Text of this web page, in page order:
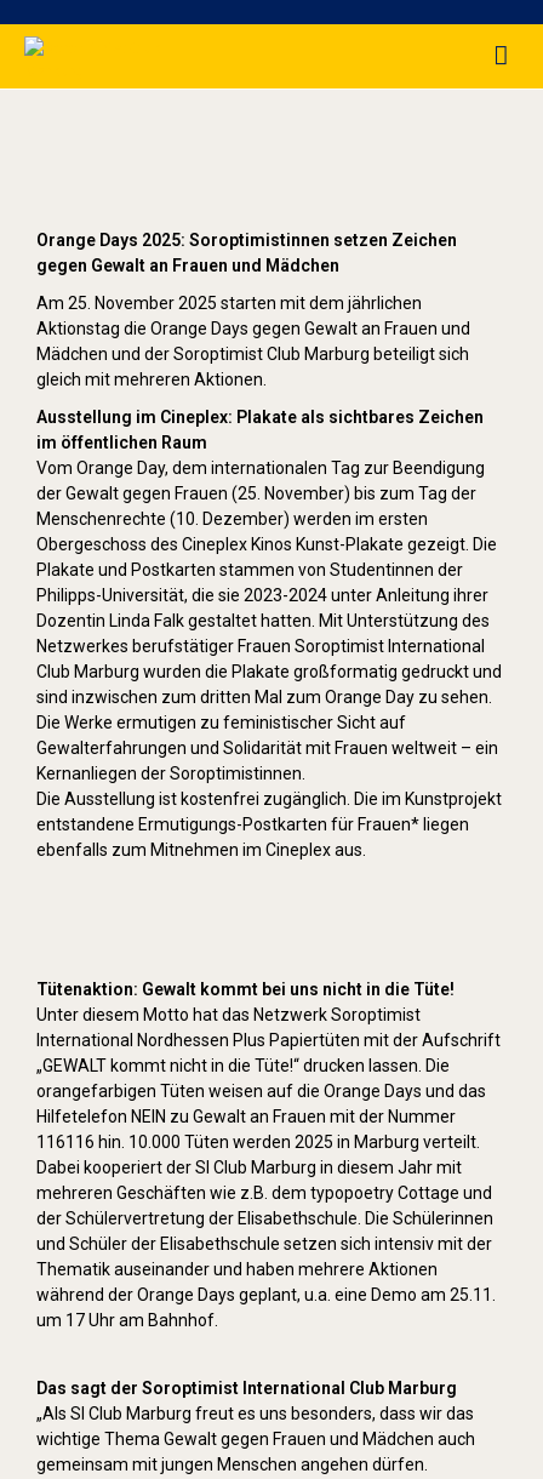
Orange Days 2025: Soroptimistinnen setzen Zeichen
gegen Gewalt an Frauen und Mädchen
Am 25. November 2025 starten mit dem jährlichen
Aktionstag die Orange Days gegen Gewalt an Frauen und
Mädchen und der Soroptimist Club Marburg beteiligt sich
gleich mit mehreren Aktionen.
Ausstellung im Cineplex: Plakate als sichtbares Zeichen
im öffentlichen Raum
Vom Orange Day, dem internationalen Tag zur Beendigung
der Gewalt gegen Frauen (25. November) bis zum Tag der
Menschenrechte (10. Dezember) werden im ersten
Obergeschoss des Cineplex Kinos Kunst-Plakate gezeigt. Die
Plakate und Postkarten stammen von Studentinnen der
Philipps-Universität, die sie 2023-2024 unter Anleitung ihrer
Dozentin Linda Falk gestaltet hatten. Mit Unterstützung des
Netzwerkes berufstätiger Frauen Soroptimist International
Club Marburg wurden die Plakate großformatig gedruckt und
sind inzwischen zum dritten Mal zum Orange Day zu sehen.
Die Werke ermutigen zu feministischer Sicht auf
Gewalterfahrungen und Solidarität mit Frauen weltweit – ein
Kernanliegen der Soroptimistinnen.
Die Ausstellung ist kostenfrei zugänglich. Die im Kunstprojekt
entstandene Ermutigungs-Postkarten für Frauen* liegen
ebenfalls zum Mitnehmen im Cineplex aus.
Tütenaktion: Gewalt kommt bei uns nicht in die Tüte!
Unter diesem Motto hat das Netzwerk Soroptimist
International Nordhessen Plus Papiertüten mit der Aufschrift
„GEWALT kommt nicht in die Tüte!“ drucken lassen. Die
orangefarbigen Tüten weisen auf die Orange Days und das
Hilfetelefon NEIN zu Gewalt an Frauen mit der Nummer
116116 hin. 10.000 Tüten werden 2025 in Marburg verteilt.
Dabei kooperiert der SI Club Marburg in diesem Jahr mit
mehreren Geschäften wie z.B. dem typopoetry Cottage und
der Schülervertretung der Elisabethschule. Die Schülerinnen
und Schüler der Elisabethschule setzen sich intensiv mit der
Thematik auseinander und haben mehrere Aktionen
während der Orange Days geplant, u.a. eine Demo am 25.11.
um 17 Uhr am Bahnhof.
Das sagt der Soroptimist International Club Marburg
„Als SI Club Marburg freut es uns besonders, dass wir das
wichtige Thema Gewalt gegen Frauen und Mädchen auch
gemeinsam mit jungen Menschen angehen dürfen.